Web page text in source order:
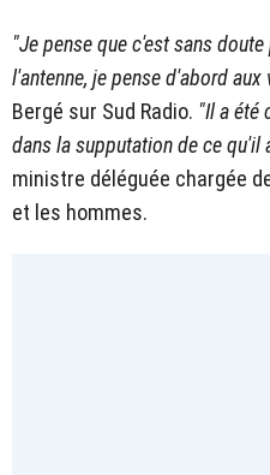
"Je pense que c'est sans
l'antenne, je pense d'abord aux
Bergé sur Sud Radio. "Il a été
dans la supputation de ce qu'il
ministre déléguée chargée
et les hommes.